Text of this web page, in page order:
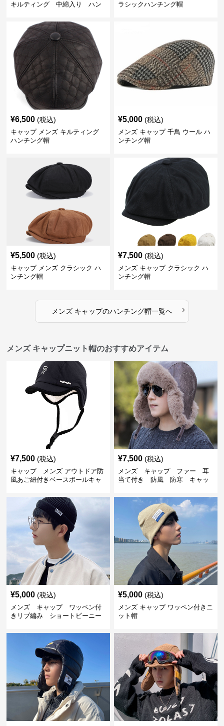
キルティング 中綿入り ハン
ラシックハンチング帽
¥6,500 (税込)
キャップ メンズ キルティング
ハンチング帽
¥5,000 (税込)
メンズ キャップ 千鳥 ウール ハ
ンチング帽
¥5,500 (税込)
キャップ メンズ クラシック ハ
ンチング帽
¥7,500 (税込)
メンズ キャップ クラシック ハ
ンチング帽
メンズ キャップのハンチング帽一覧へ ›
メンズ キャップニット帽のおすすめアイテム
¥7,500 (税込)
キャップ メンズ アウトドア防
風あご紐付きベースボールキャ
¥7,500 (税込)
メンズ キャップ ファー 耳
当て付き 防風 防寒 キャッ
¥5,000 (税込)
メンズ キャップ ワッペン付
きリブ編み ショートビーニー
¥5,000 (税込)
メンズ キャップ ワッペン付きニ
ット帽